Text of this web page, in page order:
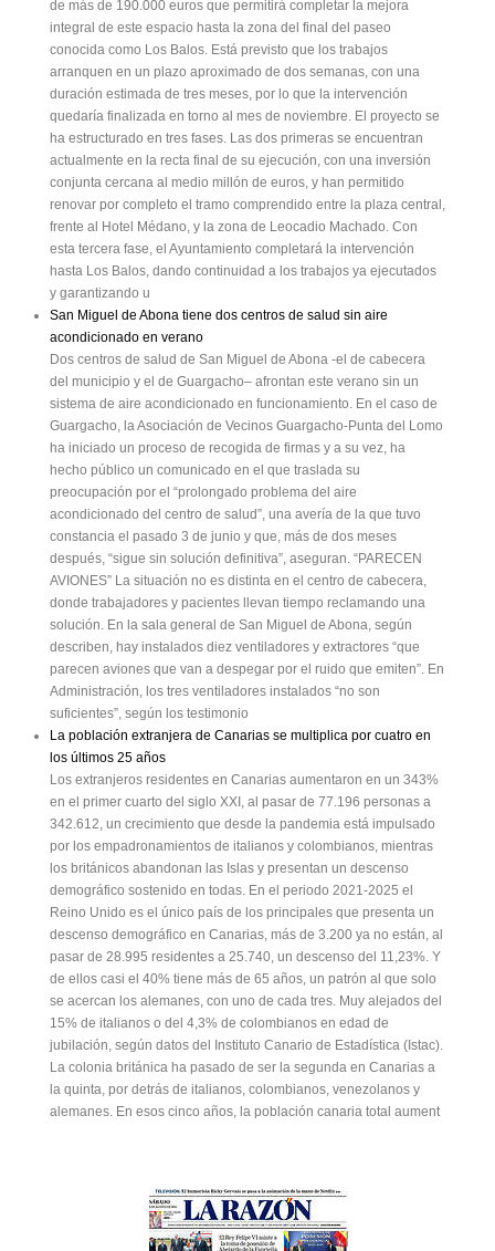
de más de 190.000 euros que permitirá completar la mejora
integral de este espacio hasta la zona del final del paseo
conocida como Los Balos. Está previsto que los trabajos
arranquen en un plazo aproximado de dos semanas, con una
duración estimada de tres meses, por lo que la intervención
quedaría finalizada en torno al mes de noviembre. El proyecto se
ha estructurado en tres fases. Las dos primeras se encuentran
actualmente en la recta final de su ejecución, con una inversión
conjunta cercana al medio millón de euros, y han permitido
renovar por completo el tramo comprendido entre la plaza central,
frente al Hotel Médano, y la zona de Leocadio Machado. Con
esta tercera fase, el Ayuntamiento completará la intervención
hasta Los Balos, dando continuidad a los trabajos ya ejecutados
y garantizando u
San Miguel de Abona tiene dos centros de salud sin aire
acondicionado en verano
Dos centros de salud de San Miguel de Abona -el de cabecera
del municipio y el de Guargacho– afrontan este verano sin un
sistema de aire acondicionado en funcionamiento. En el caso de
Guargacho, la Asociación de Vecinos Guargacho-Punta del Lomo
ha iniciado un proceso de recogida de firmas y a su vez, ha
hecho público un comunicado en el que traslada su
preocupación por el “prolongado problema del aire
acondicionado del centro de salud”, una avería de la que tuvo
constancia el pasado 3 de junio y que, más de dos meses
después, “sigue sin solución definitiva”, aseguran. “PARECEN
AVIONES” La situación no es distinta en el centro de cabecera,
donde trabajadores y pacientes llevan tiempo reclamando una
solución. En la sala general de San Miguel de Abona, según
describen, hay instalados diez ventiladores y extractores “que
parecen aviones que van a despegar por el ruido que emiten”. En
Administración, los tres ventiladores instalados “no son
suficientes”, según los testimonio
La población extranjera de Canarias se multiplica por cuatro en
los últimos 25 años
Los extranjeros residentes en Canarias aumentaron en un 343%
en el primer cuarto del siglo XXI, al pasar de 77.196 personas a
342.612, un crecimiento que desde la pandemia está impulsado
por los empadronamientos de italianos y colombianos, mientras
los británicos abandonan las Islas y presentan un descenso
demográfico sostenido en todas. En el periodo 2021-2025 el
Reino Unido es el único país de los principales que presenta un
descenso demográfico en Canarias, más de 3.200 ya no están, al
pasar de 28.995 residentes a 25.740, un descenso del 11,23%. Y
de ellos casi el 40% tiene más de 65 años, un patrón al que solo
se acercan los alemanes, con uno de cada tres. Muy alejados del
15% de italianos o del 4,3% de colombianos en edad de
jubilación, según datos del Instituto Canario de Estadística (Istac).
La colonia británica ha pasado de ser la segunda en Canarias a
la quinta, por detrás de italianos, colombianos, venezolanos y
alemanes. En esos cinco años, la población canaria total aument